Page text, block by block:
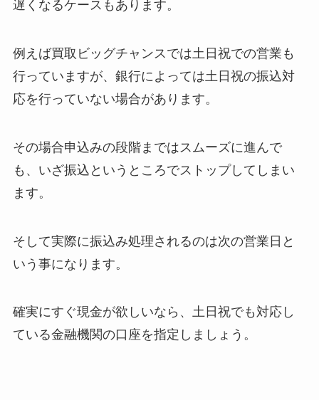
遅くなるケースもあります。
例えば買取ビッグチャンスでは土日祝での営業も
行っていますが、銀行によっては土日祝の振込対
応を行っていない場合があります。
その場合申込みの段階まではスムーズに進んで
も、いざ振込というところでストップしてしまい
ます。
そして実際に振込み処理されるのは次の営業日と
いう事になります。
確実にすぐ現金が欲しいなら、土日祝でも対応し
ている金融機関の口座を指定しましょう。